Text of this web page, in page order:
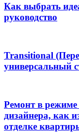
Как выбрать
руководство
Transitional
универсальный
Ремонт в режиме
дизайнера, как
отделке